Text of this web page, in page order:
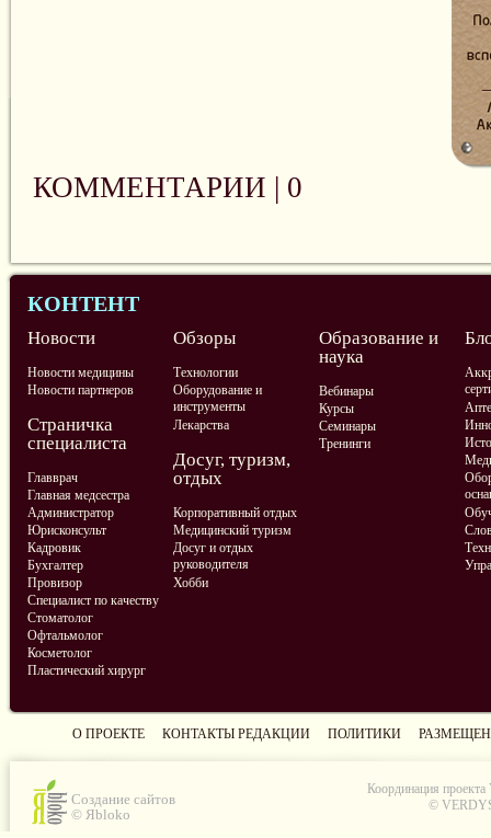
КОММЕНТАРИИ | 0
КОНТЕНТ
Новости
Новости медицины
Новости партнеров
Обзоры
Технологии
Оборудование и
инструменты
Лекарства
Образование и
наука
Вебинары
Курсы
Семинары
Тренинги
Страничка
специалиста
Главврач
Главная медсестра
Администратор
Юрисконсульт
Кадровик
Бухгалтер
Провизор
Специалист по качеству
Стоматолог
Офтальмолог
Косметолог
Пластический хирург
Досуг, туризм,
отдых
Корпоративный отдых
Медицинский туризм
Досуг и отдых
руководителя
Хобби
О ПРОЕКТЕ КОНТАКТЫ РЕДАКЦИИ ПОЛИТИКИ
Создание сайтов
© Яbloko
Координация проекта
©